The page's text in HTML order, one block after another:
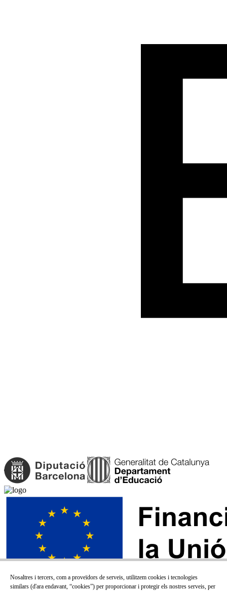
Nosaltres i tercers, com a proveïdors de serveis, utilitzem cookies i tecnologies
similars (d'ara endavant, “cookies”) per proporcionar i protegir els nostres serveis, per